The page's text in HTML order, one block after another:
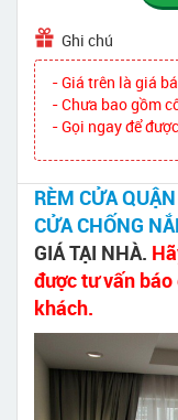
Ghi chú
- Giá trên là giá
- Chưa bao gồm
- Gọi ngay để
RÈM CỬA
CỬA CHỐNG
GIÁ TẠI NHÀ.
được tư vấn
khách.